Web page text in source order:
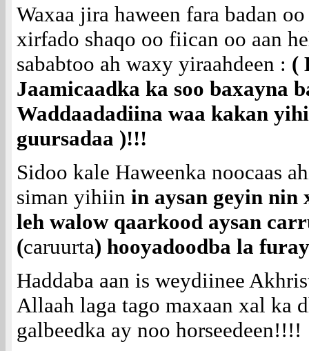
Waxaa jira haween fara badan
xirfado shaqo oo fiican oo aan
sababtoo ah waxy yiraahdeen : (
Jaamicaadka ka soo baxayna
Waddaadadiina waa kakan
guursadaa )!!!
Sidoo kale Haweenka noocaas
siman yihiin in aysan geyin nin
leh walow qaarkood aysan
(caruurta) hooyadoodba la
Haddaba aan is weydiinee
Allaah laga tago maxaan xal ka
galbeedka ay noo horseedeen!!!!